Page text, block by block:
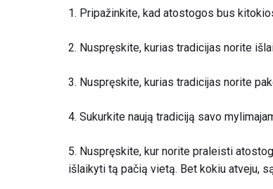
1. Pripažinkite, kad atostogos bus
2. Nuspręskite, kurias tradicijas norite
3. Nuspręskite, kurias tradicijas norite
4. Sukurkite naują tradiciją savo
5. Nuspręskite, kur norite praleisti
išlaikyti tą pačią vietą. Bet kokiu atveju,